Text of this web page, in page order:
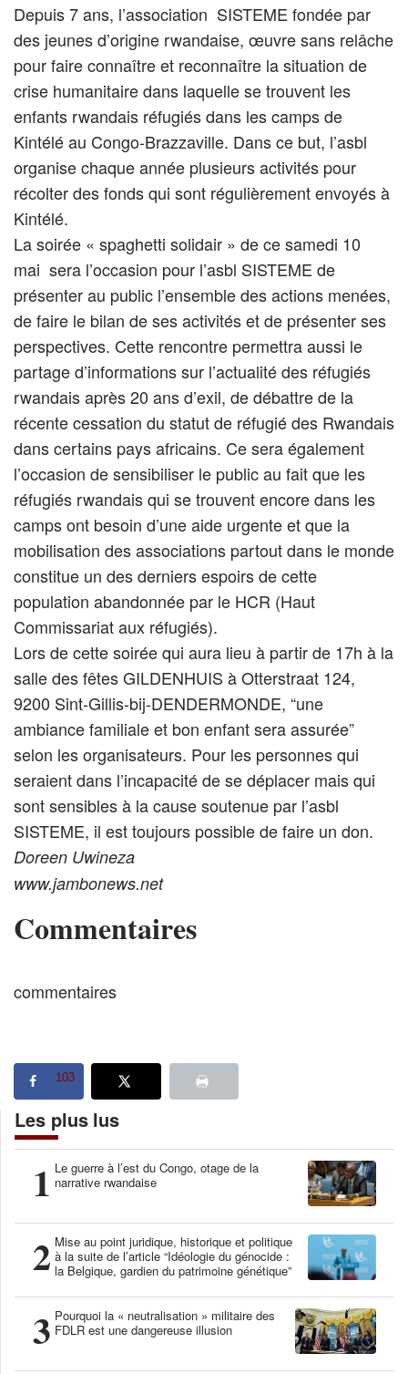
Depuis 7 ans, l’association SISTEME fondée par
des jeunes d’origine rwandaise, œuvre sans relâche
pour faire connaître et reconnaître la situation de
crise humanitaire dans laquelle se trouvent les
enfants rwandais réfugiés dans les camps de
Kintélé au Congo-Brazzaville. Dans ce but, l’asbl
organise chaque année plusieurs activités pour
récolter des fonds qui sont régulièrement envoyés à
Kintélé.
La soirée « spaghetti solidair » de ce samedi 10
mai sera l’occasion pour l’asbl SISTEME de
présenter au public l’ensemble des actions menées,
de faire le bilan de ses activités et de présenter ses
perspectives. Cette rencontre permettra aussi le
partage d’informations sur l’actualité des réfugiés
rwandais après 20 ans d’exil, de débattre de la
récente cessation du statut de réfugié des Rwandais
dans certains pays africains. Ce sera également
l’occasion de sensibiliser le public au fait que les
réfugiés rwandais qui se trouvent encore dans les
camps ont besoin d’une aide urgente et que la
mobilisation des associations partout dans le monde
constitue un des derniers espoirs de cette
population abandonnée par le HCR (Haut
Commissariat aux réfugiés).
Lors de cette soirée qui aura lieu à partir de 17h à la
salle des fêtes GILDENHUIS à Otterstraat 124,
9200 Sint-Gillis-bij-DENDERMONDE, “une
ambiance familiale et bon enfant sera assurée”
selon les organisateurs. Pour les personnes qui
seraient dans l’incapacité de se déplacer mais qui
sont sensibles à la cause soutenue par l’asbl
SISTEME, il est toujours possible de faire un don.
Doreen Uwineza
www.jambonews.net
Commentaires
commentaires
103
Les plus lus
1 Le guerre à l’est du Congo, otage de la
narrative rwandaise
2 Mise au point juridique, historique et politique
à la suite de l’article “Idéologie du génocide :
la Belgique, gardien du patrimoine génétique”
3 Pourquoi la « neutralisation » militaire des
FDLR est une dangereuse illusion